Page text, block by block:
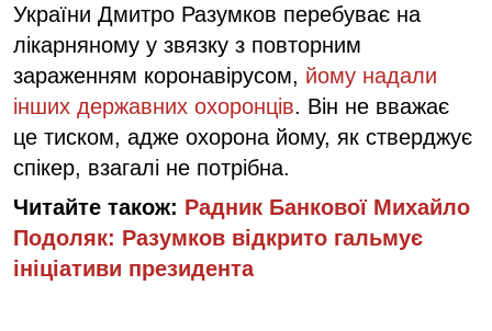
України Дмитро Разумков перебуває на
лікарняному у звязку з повторним
зараженням коронавірусом, йому надали
інших державних охоронців. Він не вважає
це тиском, адже охорона йому, як стверджує
спікер, взагалі не потрібна.
Читайте також: Радник Банкової Михайло
Подоляк: Разумков відкрито гальмує
ініціативи президента